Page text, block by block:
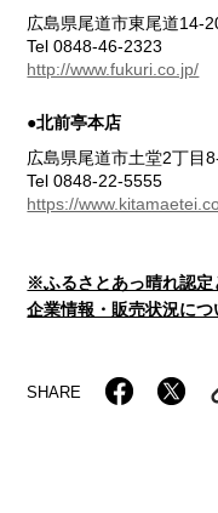
広島県尾道市東尾道14-
Tel 0848-46-2323
http://www.fukuri.co.jp/
●北前亭本店
広島県尾道市土堂2丁目
Tel 0848-22-5555
https://
※ふるさとあっ晴れ認定
企業情報・販売状況につ
SHARE